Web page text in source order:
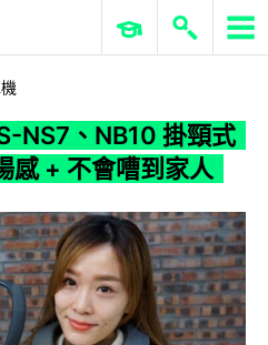
ERP 與商業 AI
NS7、NB10 掛頸式
+ 不會嘈到家人